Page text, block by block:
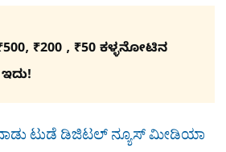
₹200 , ₹50 ಕಳ್ಳನೋಟಿನ
ಟುಡೆ ಡಿಜಿಟಲ್ ನ್ಯೂಸ್ ಮೀಡಿಯಾ